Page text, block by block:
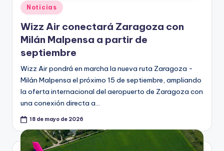
Publicado
en
Noticias
Wizz Air conectará Zaragoza con
Milán Malpensa a partir de
septiembre
Wizz Air pondrá en marcha la nueva ruta Zaragoza -
Milán Malpensa el próximo 15 de septiembre, ampliando
la oferta internacional del aeropuerto de Zaragoza con
una conexión directa a…
18 de mayo de 2026